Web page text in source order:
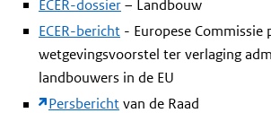
ECER-dossier– Landbouw
ECER-bericht - Europese Commissie
wetgevingsvoorstel ter verlaging
landbouwers in de EU
Persberichtvan de Raad